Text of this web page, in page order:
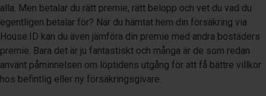
alla. Men betalar du rätt premie, rätt belopp och vet du vad du
egentligen betalar för? När du hämtat hem din försäkring via
House:ID kan du även jämföra din premie med andra bostäders
premie. Bara det är ju fantastiskt och många är de som redan
använt påminnelsen om löptidens utgång för att få bättre villkor
hos befintlig eller ny försäkringsgivare.